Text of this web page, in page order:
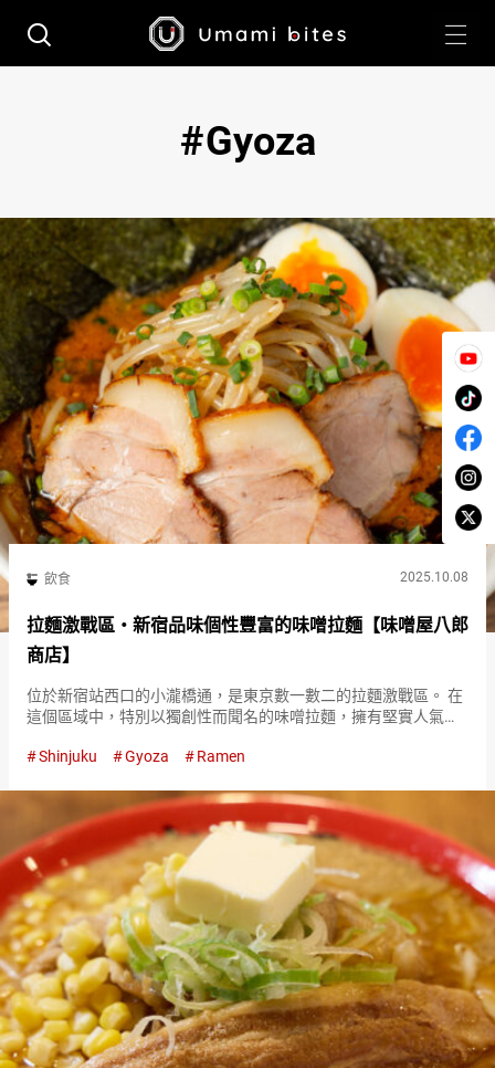
Gyoza
飲食 2025.10.08
拉麵激戰區・新宿品味個性豐富的味噌拉麵【味噌屋八郎
商店】
位於新宿站西口的小瀧橋通，是東京數一數二的拉麵激戰區。 在
這個區域中，特別以獨創性而聞名的味噌拉麵，擁有堅實人氣的
八郎商店（Misoya Hachiroshote…
Shinjuku Gyoza Ramen